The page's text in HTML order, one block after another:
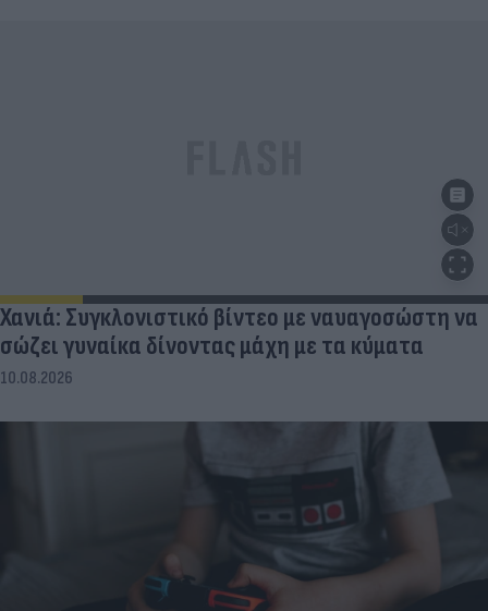
Χανιά: Συγκλονιστικό βίντεο με ναυαγοσώστη να
σώζει γυναίκα δίνοντας μάχη με τα κύματα
10.08.2026